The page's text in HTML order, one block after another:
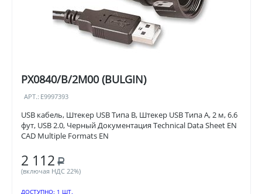
PX0840/B/2M00 (BULGIN)
АРТ.: E9997393
USB кабель, Штекер USB Типа B, Штекер USB Типа A, 2 м, 6.6
фут, USB 2.0, Черный Документация Technical Data Sheet EN
CAD Multiple Formats EN
2 112 Р
(включая НДС 22%)
ДОСТУПНО: 1 ШТ.